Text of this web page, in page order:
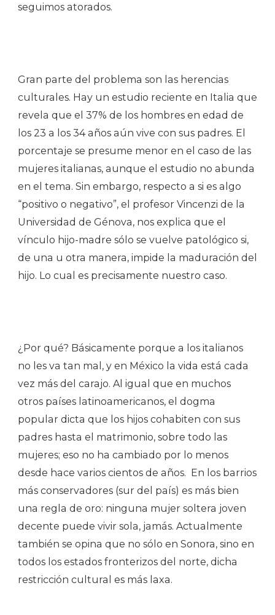
seguimos atorados.
Gran parte del problema son las herencias
culturales. Hay un estudio reciente en Italia que
revela que el 37% de los hombres en edad de
los 23 a los 34 años aún vive con sus padres. El
porcentaje se presume menor en el caso de las
mujeres italianas, aunque el estudio no abunda
en el tema. Sin embargo, respecto a si es algo
“positivo o negativo”, el profesor Vincenzi de la
Universidad de Génova, nos explica que el
vínculo hijo-madre sólo se vuelve patológico si,
de una u otra manera, impide la maduración del
hijo. Lo cual es precisamente nuestro caso.
¿Por qué? Básicamente porque a los italianos
no les va tan mal, y en México la vida está cada
vez más del carajo. Al igual que en muchos
otros países latinoamericanos, el dogma
popular dicta que los hijos cohabiten con sus
padres hasta el matrimonio, sobre todo las
mujeres; eso no ha cambiado por lo menos
desde hace varios cientos de años. En los barrios
más conservadores (sur del país) es más bien
una regla de oro: ninguna mujer soltera joven
decente puede vivir sola, jamás. Actualmente
también se opina que no sólo en Sonora, sino en
todos los estados fronterizos del norte, dicha
restricción cultural es más laxa.